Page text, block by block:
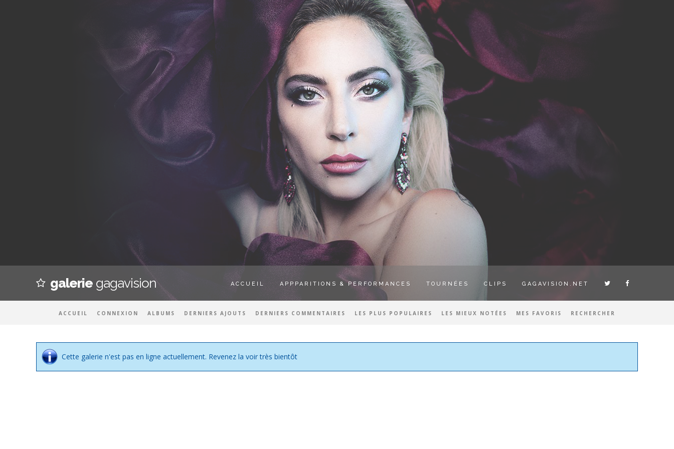
galerie gagavision ACCUEIL APPPARITIONS & PERFORMANCES TOURNÉES CLIPS GAGAVISION.NET
ACCUEIL CONNEXION ALBUMS DERNIERS AJOUTS DERNIERS COMMENTAIRES LES PLUS POPULAIRES LES MIEUX NOTÉES MES FAVORIS RECHERCHER
Cette galerie n'est pas en ligne actuellement. Revenez la voir très bientôt